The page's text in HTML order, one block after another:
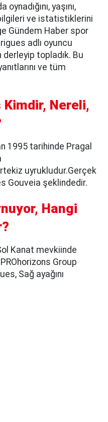
yaşını,
ve istatistiklerini
Gündem Haber spor
adlı oyuncu
topladık. Bu
ve tüm
Nereli,
1995 tarihinde Pragal
uyrukludur.Gerçek
Gouveia şeklindedir.
Hangi
Kanat mevkiinde
Group
Sağ ayağını